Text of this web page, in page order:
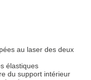
au laser des deux
élastiques
du support intérieur